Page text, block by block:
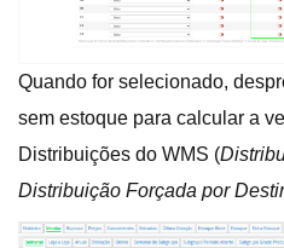
Quando for selecionado,
sem estoque para calcular a
Distribuições do WMS (
Distribuição Forçada por